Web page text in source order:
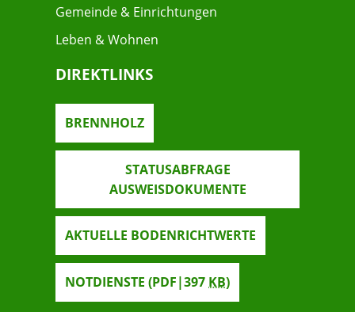
Gemeinde & Einrichtungen
Leben & Wohnen
DIREKTLINKS
BRENNHOLZ
STATUSABFRAGE
AUSWEISDOKUMENTE
AKTUELLE BODENRICHTWERTE
NOTDIENSTE (PDF|397 KB)